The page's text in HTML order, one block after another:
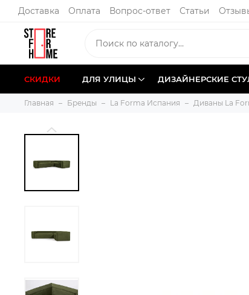
Доставка Оплата Вопрос-ответ Статьи
СКИДКИ ДЛЯ УЛИЦЫ ДИЗАЙНЕРСКИЕ
Главная Бренды La Forma Испания Диваны La